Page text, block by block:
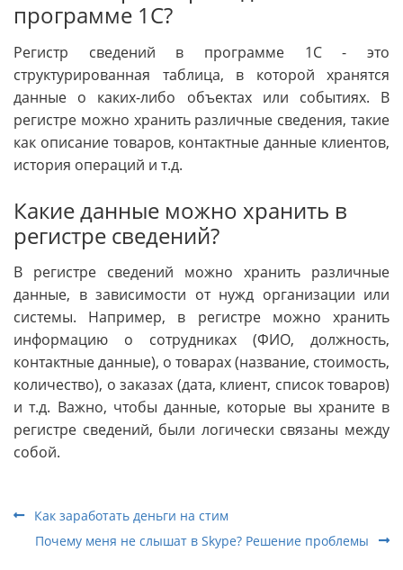
программе 1С?
Регистр сведений в программе 1С - это
структурированная таблица, в которой хранятся
данные о каких-либо объектах или событиях. В
регистре можно хранить различные сведения, такие
как описание товаров, контактные данные клиентов,
история операций и т.д.
Какие данные можно хранить в
регистре сведений?
В регистре сведений можно хранить различные
данные, в зависимости от нужд организации или
системы. Например, в регистре можно хранить
информацию о сотрудниках (ФИО, должность,
контактные данные), о товарах (название, стоимость,
количество), о заказах (дата, клиент, список товаров)
и т.д. Важно, чтобы данные, которые вы храните в
регистре сведений, были логически связаны между
собой.
Как заработать деньги на стим
Почему меня не слышат в Skype? Решение проблемы